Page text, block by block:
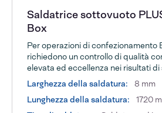
Saldatrice sottovuoto
Box
Per operazioni di confezionamento
richiedono un controllo di qualità
elevata ed eccellenza nei risultati
Larghezza della saldatura:
8 mm
Lunghezza della saldatura:
1720